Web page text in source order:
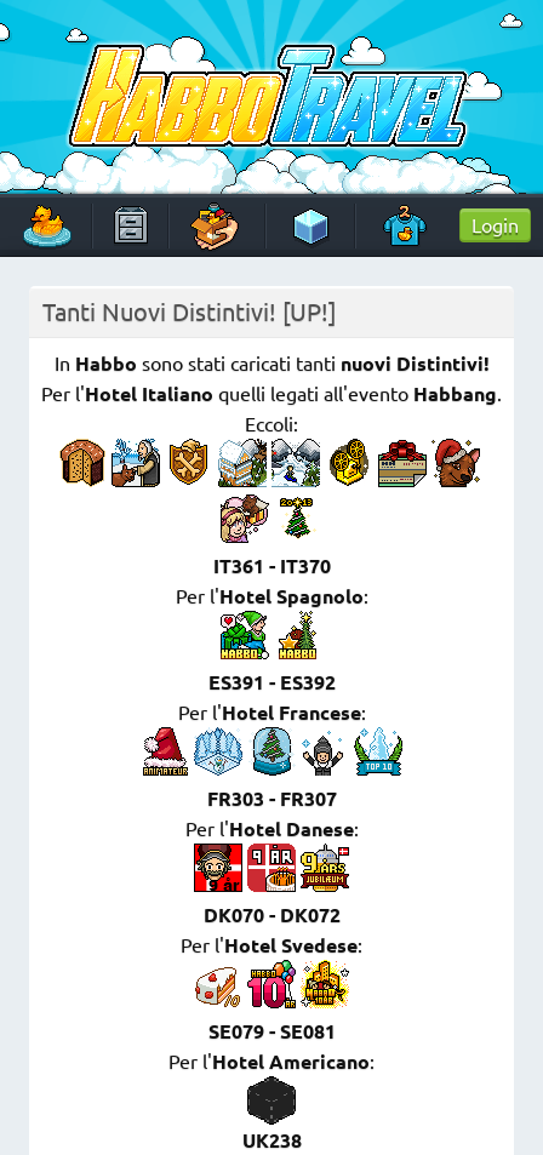
Skip
to
content
HabboTravel
Un viaggio di pixel!
Login
Tanti Nuovi Distintivi! [UP!]
In Habbo sono stati caricati tanti nuovi Distintivi!
Per l'Hotel Italiano quelli legati all'evento Habbang.
Eccoli:
IT361 - IT370
Per l'Hotel Spagnolo:
ES391 - ES392
Per l'Hotel Francese:
FR303 - FR307
Per l'Hotel Danese:
DK070 - DK072
Per l'Hotel Svedese:
SE079 - SE081
Per l'Hotel Americano:
UK238